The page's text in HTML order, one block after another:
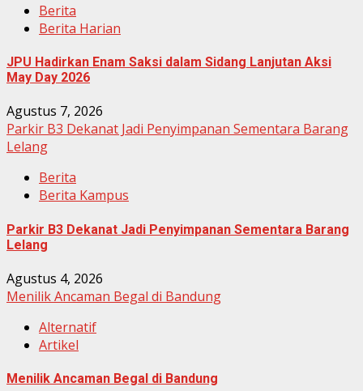
Berita
Berita Harian
JPU Hadirkan Enam Saksi dalam Sidang Lanjutan Aksi
May Day 2026
Agustus 7, 2026
Parkir B3 Dekanat Jadi Penyimpanan Sementara Barang
Lelang
Berita
Berita Kampus
Parkir B3 Dekanat Jadi Penyimpanan Sementara Barang
Lelang
Agustus 4, 2026
Menilik Ancaman Begal di Bandung
Alternatif
Artikel
Menilik Ancaman Begal di Bandung